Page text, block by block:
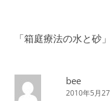
シ
ョ
「箱庭療法の水と砂
bee
2010年5月